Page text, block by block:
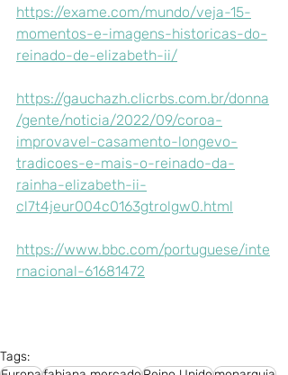
https://exame.com/mundo/veja-15-
momentos-e-imagens-historicas-do-
reinado-de-elizabeth-ii/
https://gauchazh.clicrbs.com.br/donna
/gente/noticia/2022/09/coroa-
improvavel-casamento-longevo-
tradicoes-e-mais-o-reinado-da-
rainha-elizabeth-ii-
cl7t4jeur004c0163gtrolgw0.html
https://www.bbc.com/portuguese/inte
rnacional-61681472
Tags: